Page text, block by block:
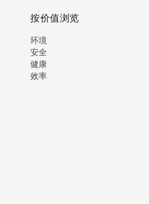
按价值浏览
环境
安全
健康
效率